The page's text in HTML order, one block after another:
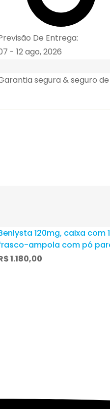
De Entrega:
- 12 ago, 2026
segura & seguro
120mg, caixa com 1
ampola com pó
de uso intravenoso
1.180,00